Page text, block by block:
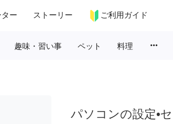
ー ストーリー ご利用ガイド
趣味・習い事 ペット 料理 more_horiz
パソコンの設定•